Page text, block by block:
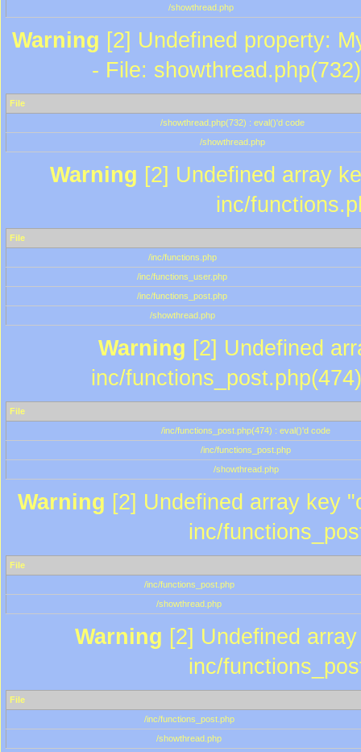
/showthread.php
Warning [2] Undefined property:
- File:
File
/showthread.php(732) : eval()'d code
/showthread.php
Warning [2] Undefined array
inc/
File
/inc/functions.php
/inc/functions_user.php
/inc/functions_post.php
/showthread.php
Warning [2] Undefined
inc/
File
/inc/functions_post.php(474) : eval()'d code
/inc/functions_post.php
/showthread.php
Warning [2] Undefined array key
inc/
File
/inc/functions_post.php
/showthread.php
Warning [2] Undefined
inc/
File
/inc/functions_post.php
/showthread.php